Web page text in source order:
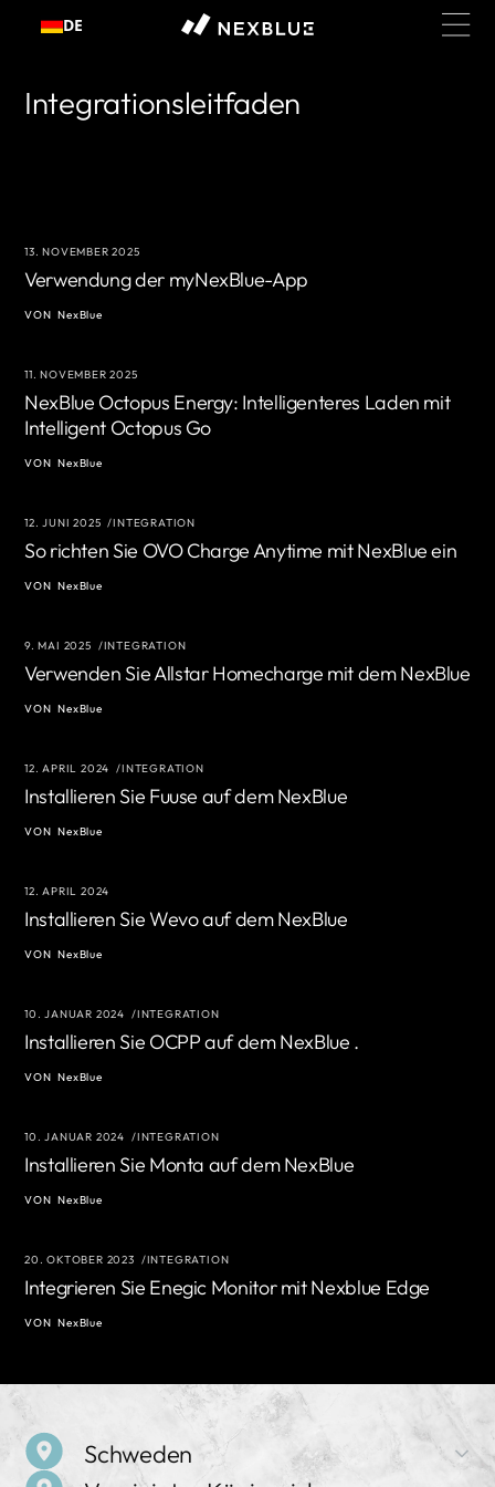
InhaltDE
Integrationsleitfaden
13. NOVEMBER 2025
Verwendung der myNexBlue-App
VON NexBlue
11. NOVEMBER 2025
NexBlue Octopus Energy: Intelligenteres Laden mit
Intelligent Octopus Go
VON NexBlue
12. JUNI 2025 INTEGRATION
So richten Sie OVO Charge Anytime mit NexBlue ein
VON NexBlue
9. MAI 2025 INTEGRATION
Verwenden Sie Allstar Homecharge mit dem NexBlue
VON NexBlue
12. APRIL 2024 INTEGRATION
Installieren Sie Fuuse auf dem NexBlue
VON NexBlue
12. APRIL 2024
Installieren Sie Wevo auf dem NexBlue
VON NexBlue
10. JANUAR 2024 INTEGRATION
Installieren Sie OCPP auf dem NexBlue .
VON NexBlue
10. JANUAR 2024 INTEGRATION
Installieren Sie Monta auf dem NexBlue
VON NexBlue
20. OKTOBER 2023 INTEGRATION
Integrieren Sie Enegic Monitor mit Nexblue Edge
VON NexBlue
Schweden